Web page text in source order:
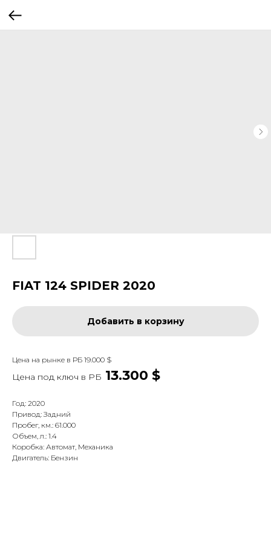
FIAT 124 SPIDER 2020
Добавить в корзину
Цена на рынке в РБ 19.000 $
Цена под ключ в РБ 13.300 $
Год: 2020
Привод: Задний
Пробег, км.: 61.000
Объем, л.: 1.4
Коробка: Автомат, Механика
Двигатель: Бензин